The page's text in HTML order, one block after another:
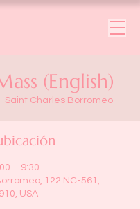
(English)
Saint Charles Borromeo
– 9:30
122 NC-561,
USA